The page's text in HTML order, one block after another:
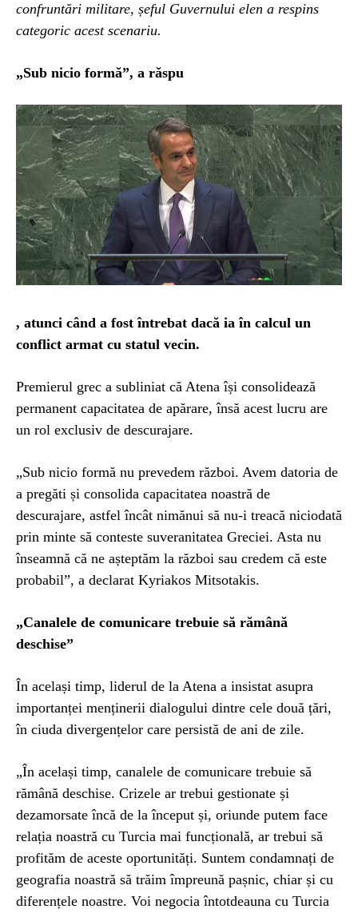
confruntări militare, șeful Guvernului elen a respins
categoric acest scenariu.
„Sub nicio formă”, a răspu
, atunci când a fost întrebat dacă ia în calcul un
conflict armat cu statul vecin.
Premierul grec a subliniat că Atena își consolidează
permanent capacitatea de apărare, însă acest lucru are
un rol exclusiv de descurajare.
„Sub nicio formă nu prevedem război. Avem datoria de
a pregăti și consolida capacitatea noastră de
descurajare, astfel încât nimănui să nu-i treacă niciodată
prin minte să conteste suveranitatea Greciei. Asta nu
înseamnă că ne așteptăm la război sau credem că este
probabil”, a declarat Kyriakos Mitsotakis.
„Canalele de comunicare trebuie să rămână
deschise”
În același timp, liderul de la Atena a insistat asupra
importanței menținerii dialogului dintre cele două țări,
în ciuda divergențelor care persistă de ani de zile.
„În același timp, canalele de comunicare trebuie să
rămână deschise. Crizele ar trebui gestionate și
dezamorsate încă de la început și, oriunde putem face
relația noastră cu Turcia mai funcțională, ar trebui să
profităm de aceste oportunități. Suntem condamnați de
geografia noastră să trăim împreună pașnic, chiar și cu
diferențele noastre. Voi negocia întotdeauna cu Turcia